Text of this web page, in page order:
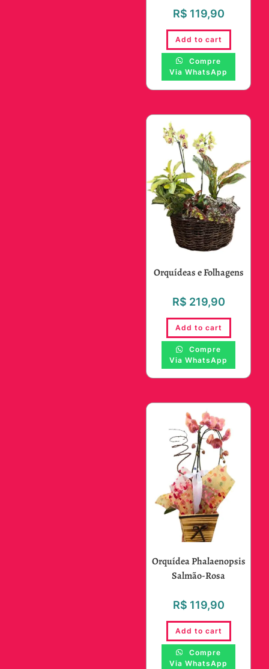
R$ 119,90
Add to cart
Compre
Via WhatsApp
Orquídeas e Folhagens
R$ 219,90
Add to cart
Compre
Via WhatsApp
Orquídea Phalaenopsis
Salmão-Rosa
R$ 119,90
Add to cart
Compre
Via WhatsApp